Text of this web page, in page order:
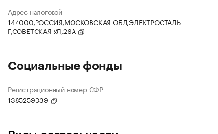
Адрес налоговой
144000,РОССИЯ,МОСКОВСКАЯ ОБЛ,ЭЛЕКТРОСТАЛЬ
Г,СОВЕТСКАЯ УЛ,26А
Социальные фонды
Регистрационный номер СФР
1385259039